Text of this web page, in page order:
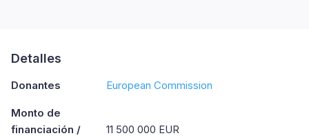
Detalles
Donantes European Commission
Monto de
financiación /
11 500 000 EUR